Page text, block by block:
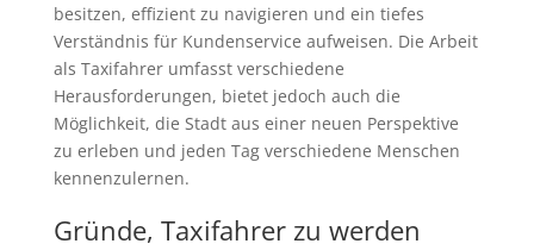
besitzen, effizient zu navigieren und ein tiefes
Verständnis für Kundenservice aufweisen. Die Arbeit
als Taxifahrer umfasst verschiedene
Herausforderungen, bietet jedoch auch die
Möglichkeit, die Stadt aus einer neuen Perspektive
zu erleben und jeden Tag verschiedene Menschen
kennenzulernen.
Gründe, Taxifahrer zu werden